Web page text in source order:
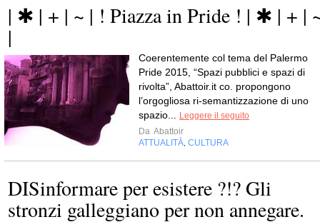
| ✱ | + | ~ | ! Piazza in Pride ! | ✱ | + |
|
Coerentemente col tema del Palermo
Pride 2015, “Spazi pubblici e spazi di
rivolta”, Abattoir.it co. propongono
l’orgogliosa ri-semantizzazione di uno
spazio...
Leggere il seguito
Da Abattoir
ATTUALITÀ CULTURA
DISinformare per esistere ?!? Gli
stronzi galleggiano per non annegare.